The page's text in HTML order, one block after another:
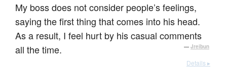
My boss does not consider people’s feelings,
saying the first thing that comes into his head.
As a result, I feel hurt by his casual comments
all the time.
— Jreibun
Details ▸